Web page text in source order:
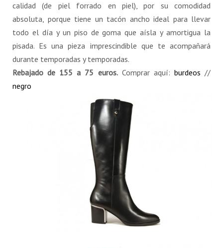
calidad (de piel forrado en piel), por su comodidad
absoluta, porque tiene un tacón ancho ideal para llevar
todo el día y un piso de goma que aísla y amortigua la
pisada. Es una pieza imprescindible que te acompañará
durante temporadas y temporadas.
Rebajado de 155 a 75 euros.Comprar aquí: burdeos//
negro